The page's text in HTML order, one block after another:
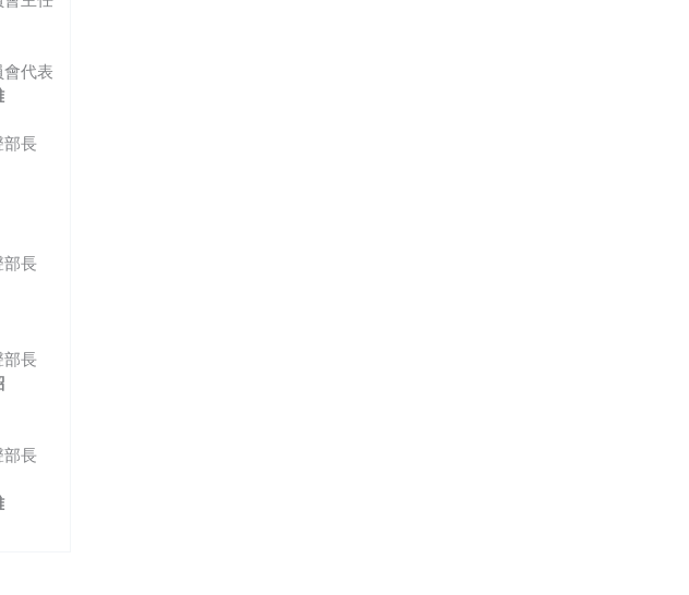
會代表
部長
部長
部長
部長